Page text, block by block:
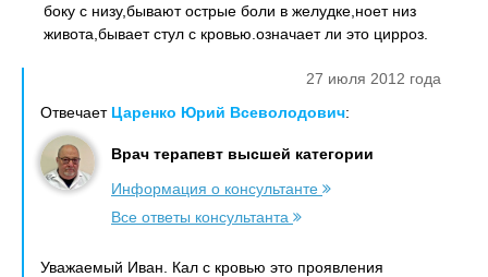
боку с низу,бывают острые боли в желудке,ноет низ
живота,бывает стул с кровью.означает ли это цирроз.
27 июля 2012 года
Отвечает Царенко Юрий Всеволодович:
Врач терапевт высшей категории
Информация о консультанте
Все ответы консультанта
Уважаемый Иван. Кал с кровью это проявления